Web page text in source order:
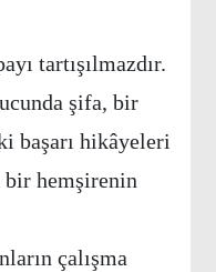
tartışılmazdır.
şifa, bir
başarı hikâyeleri
bir hemşirenin
çalışma